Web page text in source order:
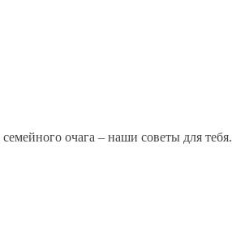
очага – наши советы для тебя.